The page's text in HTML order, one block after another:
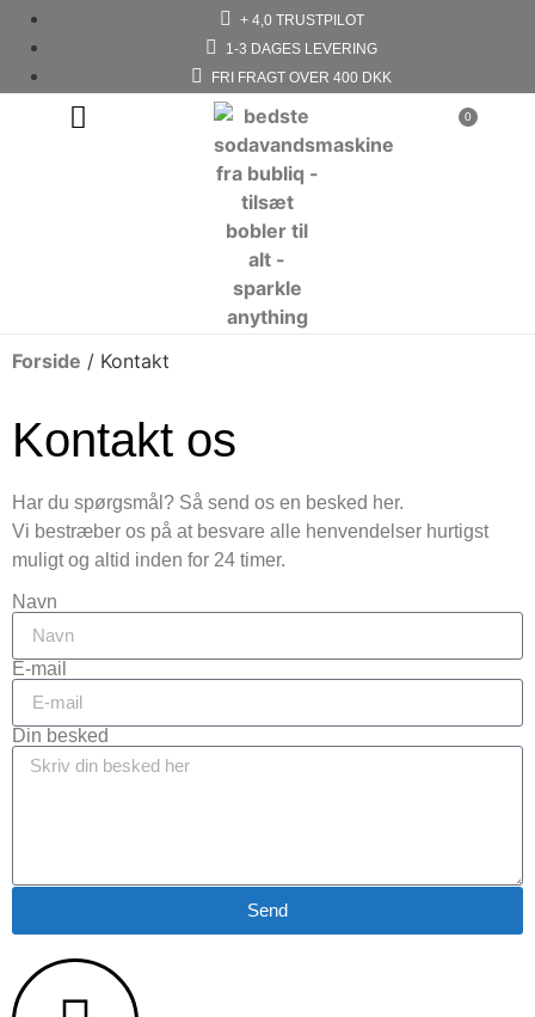
+ 4,0 TRUSTPILOT
1-3 DAGES LEVERING
FRI FRAGT OVER 400 DKK
0
Forside / Kontakt
Kontakt os
Har du spørgsmål? Så send os en besked her.
Vi bestræber os på at besvare alle henvendelser hurtigst
muligt og altid inden for 24 timer.
Navn
E-mail
Din besked
Send